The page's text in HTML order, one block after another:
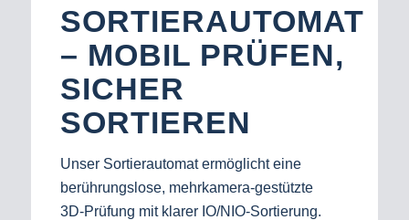
SORTIERAUTOMAT
– MOBIL PRÜFEN,
SICHER
SORTIEREN
Unser Sortierautomat ermöglicht eine
berührungslose, mehrkamera‑gestützte
3D‑Prüfung mit klarer IO/NIO‑Sortierung.